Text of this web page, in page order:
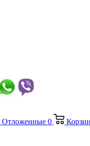
Отложенные 0